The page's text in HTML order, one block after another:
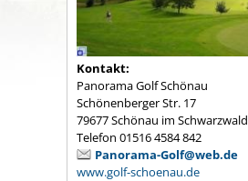
Kontakt:
Panorama Golf Schönau
Schönenberger Str. 17
79677 Schönau im Schwarzwald
Telefon 01516 4584 842
Panorama-Golf@web.de
www.golf-schoenau.de